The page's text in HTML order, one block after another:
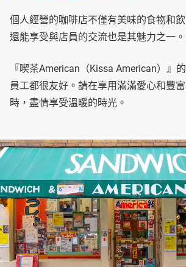
個人經營的咖啡店不僅有美味的食物和
還能享受與店員的交流也是其魅力之一。
『喫茶American（Kissa American）』
員工都很友好。請在享用滿滿愛心和豐
時，盡情享受溫暖的時光。